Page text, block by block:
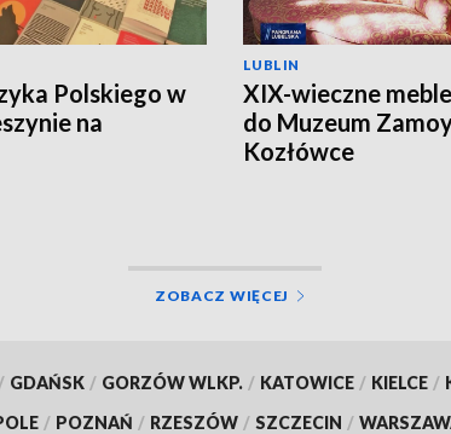
Polskiego w
na
LUBLIN
XIX-wieczne
do Muzeum
Kozłówce
ZOBACZ WIĘCEJ
/ GDAŃSK / GORZÓW WLKP. / KATOWICE / KIELCE /
/ POZNAŃ / RZESZÓW / SZCZECIN /